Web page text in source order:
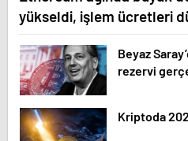
yükseldi, işlem ücretleri
Beyaz
rezervi
Kriptoda